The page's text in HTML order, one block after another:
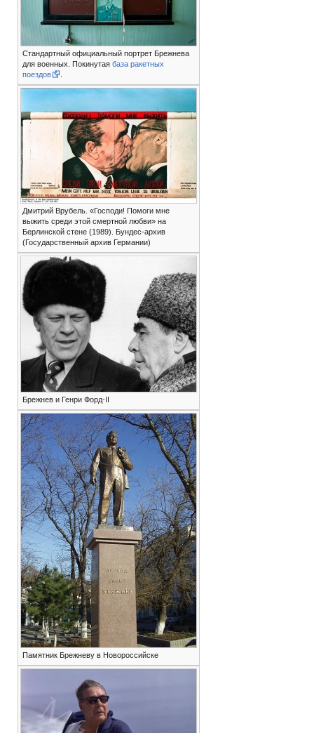
Стандартный официальный портрет Брежнева
для военных. Покинутая база ракетных
поездов
Дмитрий Врубель. «Господи! Помоги мне
выжить среди этой смертной любви» на
Берлинской стене (1989). Бундес-архив
(Государственный архив Германии)
Брежнев и Генри Форд-II
Памятник Брежневу в Новороссийске